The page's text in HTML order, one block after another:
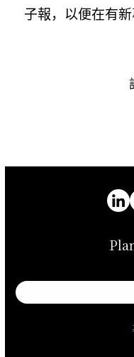
子報，以便在有